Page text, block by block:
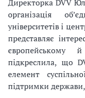
Директорка DVV
організація
університетів і
представляє
європейському
підкреслила, що
елемент
підтримки